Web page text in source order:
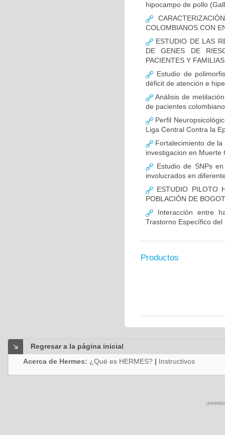
hipocampo de pollo
COLOMBIANOS CON
ESTUDIO DE LAS
DE GENES DE
PACIENTES Y
Estudio de
déficit de atención e
Análisis de
de pacientes
Perfil
Liga Central Contra la
Fortalecimiento de la
investigacion en Muerte
Estudio de SNPs
involucrados en
ESTUDIO PILOTO
POBLACIÓN DE
Interacción entre
Trastorno Específico del
Productos
Regresar a la página inicial
Acerca de Hermes: ¿Qué es HERMES? | Instructivos